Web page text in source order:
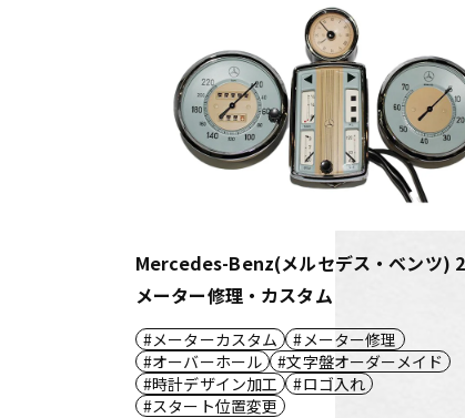
Mercedes-Benz(メルセデス・ベンツ)
メーター修理・カスタム
メーターカスタム
メーター修理
オーバーホール
文字盤オーダーメイド
時計デザイン加工
ロゴ入れ
スタート位置変更